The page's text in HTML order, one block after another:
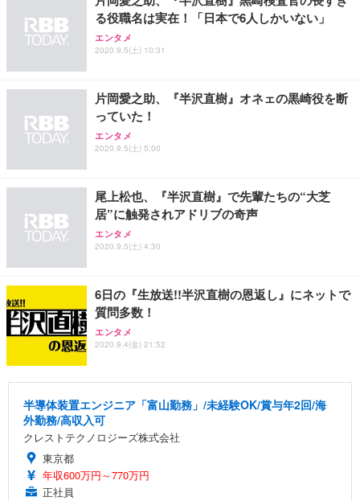
る役職名は実在！「日本で6人しかいない」
エンタメ
2020.9.5(土) 10:31
片岡愛之助、『半沢直樹』オネェの黒崎役を断
っていた！
エンタメ
2020.9.5(土) 5:00
尾上松也、『半沢直樹』で先輩たちの“大芝
居”に触発されアドリブの奇声
エンタメ
2020.9.5(土) 4:30
6日の『生放送!!半沢直樹の恩返し』にネットで
質問多数！
エンタメ
2020.9.4(金) 21:52
半導体装置エンジニア「富山勤務」/未経験OK/賞与年2回/海
外勤務/高収入可
クレストテクノロジーズ株式会社
東京都
年収600万円～770万円
正社員